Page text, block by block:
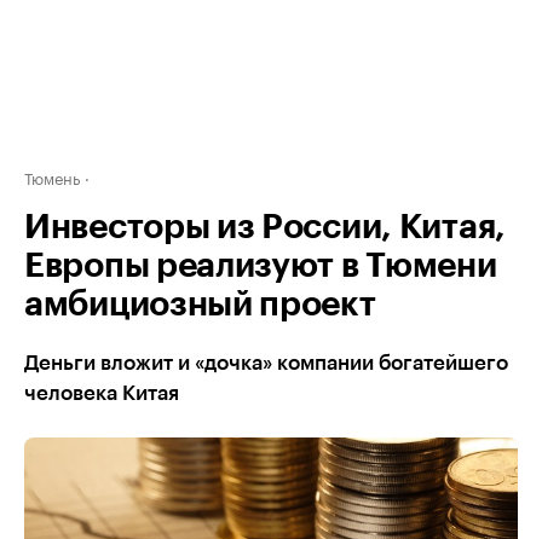
Тюмень
Инвесторы из России, Китая,
Европы реализуют в Тюмени
амбициозный проект
Деньги вложит и «дочка» компании богатейшего
человека Китая